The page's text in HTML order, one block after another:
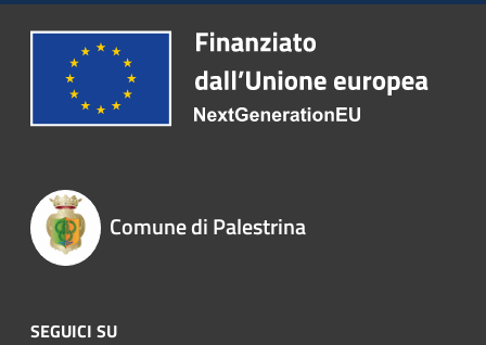
Comune di Palestrina
SEGUICI SU